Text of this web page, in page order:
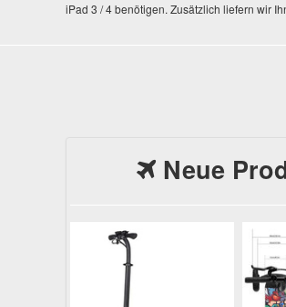
iPad 3 / 4 benötigen. Zusätzlich liefern wir
Neue